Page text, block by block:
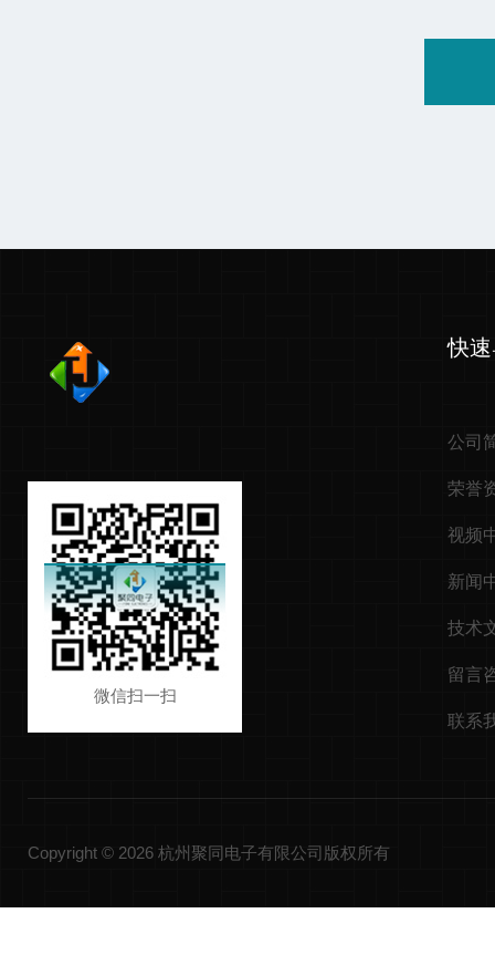
微信扫一扫
快
公司
荣誉
视频
新闻
技术
留言
联系
Copyright © 2026 杭州聚同电子有限公司版权所有